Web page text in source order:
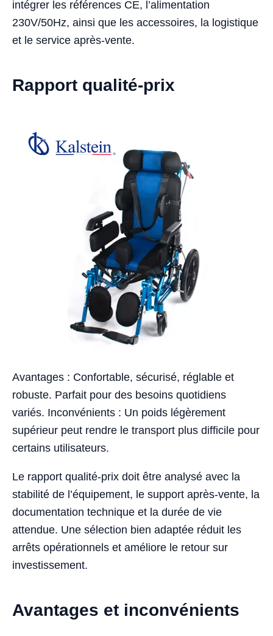
intégrer les références CE, l’alimentation
230V/50Hz, ainsi que les accessoires, la logistique
et le service après-vente.
Rapport qualité-prix
Avantages : Confortable, sécurisé, réglable et
robuste. Parfait pour des besoins quotidiens
variés. Inconvénients : Un poids légèrement
supérieur peut rendre le transport plus difficile pour
certains utilisateurs.
Le rapport qualité-prix doit être analysé avec la
stabilité de l’équipement, le support après-vente, la
documentation technique et la durée de vie
attendue. Une sélection bien adaptée réduit les
arrêts opérationnels et améliore le retour sur
investissement.
Avantages et inconvénients